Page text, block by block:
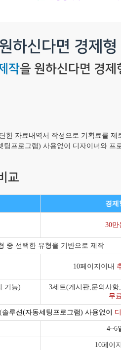
하신다면 경제
작을 원하신다면 경제
자료내역서 작성으로 기획료를 제
프로그램) 사용없이 디자이너와 프
교
경제
30만
중 선택한 유형을 기반으로 제작
10페이지이내
기능)
3세트(게시판,문의사
무
솔루션(자동세팅프로그램) 사용없이
4~6
10페이